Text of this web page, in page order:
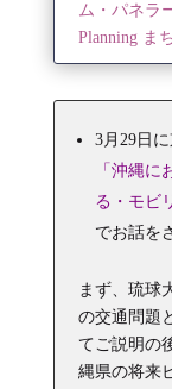
ム・パネラ
Planning ま
3月29日
「沖縄に
る・モビ
でお話を
まず、琉球
の交通問題
てご説明の
縄県の将来